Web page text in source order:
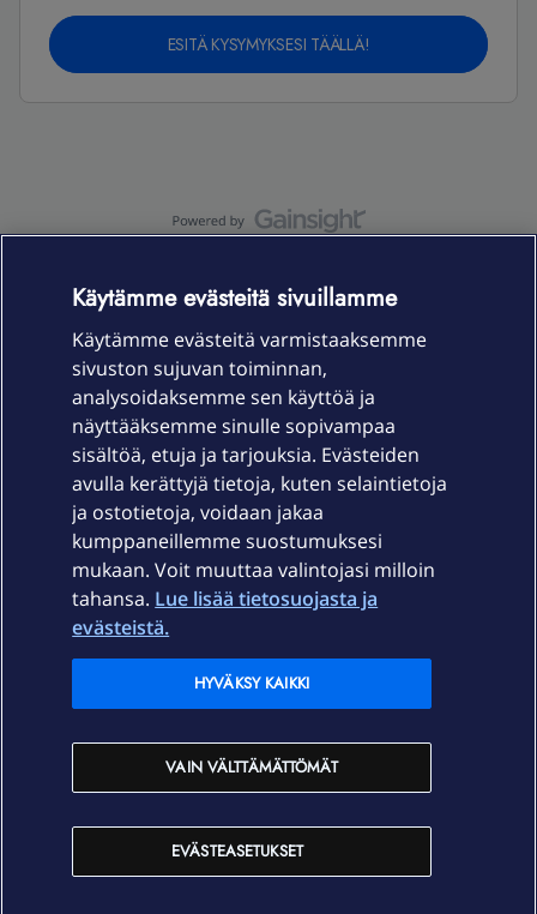
ESITÄ KYSYMYKSESI TÄÄLLÄ!
Laitteet & liittymät
Palvelut
Ajankohtaista
Elisa Oyj
In English
Käytämme evästeitä sivuillamme
Käytämme evästeitä varmistaaksemme
sivuston sujuvan toiminnan,
analysoidaksemme sen käyttöä ja
näyttääksemme sinulle sopivampaa
sisältöä, etuja ja tarjouksia. Evästeiden
avulla kerättyjä tietoja, kuten selaintietoja
ja ostotietoja, voidaan jakaa
kumppaneillemme suostumuksesi
mukaan. Voit muuttaa valintojasi milloin
tahansa. Lue lisää tietosuojasta ja
evästeistä.
EVÄSTEASETUKSET
VAIN VÄLTTÄMÄTTÖMÄT
HYVÄKSY KAIKKI